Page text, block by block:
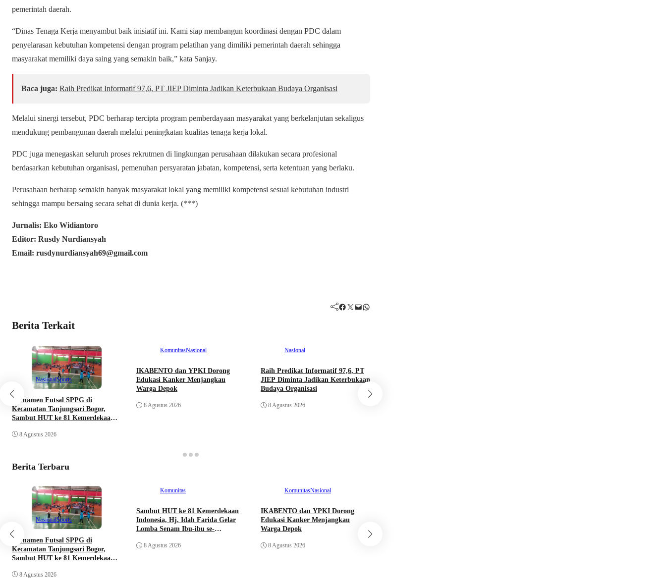
pemerintah daerah.
“Dinas Tenaga Kerja menyambut baik inisiatif ini. Kami siap membangun koordinasi dengan PDC dalam
penyelarasan kebutuhan kompetensi dengan program pelatihan yang dimiliki pemerintah daerah sehingga
masyarakat memiliki daya saing yang semakin baik,” kata Sanjay.
Baca juga: Raih Predikat Informatif 97,6, PT JIEP Diminta Jadikan Keterbukaan Budaya Organisasi
Melalui sinergi tersebut, PDC berharap tercipta program pemberdayaan masyarakat yang berkelanjutan sekaligus
mendukung pembangunan daerah melalui peningkatan kualitas tenaga kerja lokal.
PDC juga menegaskan seluruh proses rekrutmen di lingkungan perusahaan dilakukan secara profesional
berdasarkan kebutuhan organisasi, pemenuhan persyaratan jabatan, kompetensi, serta ketentuan yang berlaku.
Perusahaan berharap semakin banyak masyarakat lokal yang memiliki kompetensi sesuai kebutuhan industri
sehingga mampu bersaing secara sehat di dunia kerja. (***)
Jurnalis: Eko Widiantoro
Editor: Rusdy Nurdiansyah
Email: rusdynurdiansyah69@gmail.com
Facebook Twitter Mail WhatsApp
Berita Terkait
NasionalSports
Turnamen Futsal SPPG di
Kecamatan Tanjungsari Bogor,
Sambut HUT ke 81 Kemerdekaan
8 Agustus 2026
KomunitasNasional
IKABENTO dan YPKI Dorong
Edukasi Kanker Menjangkau
Warga Depok
8 Agustus 2026
Nasional
Raih Predikat Informatif 97,6, PT
JIEP Diminta Jadikan Keterbukaan
Budaya Organisasi
8 Agustus 2026
Berita Terbaru
NasionalSports
Turnamen Futsal SPPG di
Kecamatan Tanjungsari Bogor,
Sambut HUT ke 81 Kemerdekaan
8 Agustus 2026
Komunitas
Sambut HUT ke 81 Kemerdekaan
Indonesia, Hj. Idah Farida Gelar
Lomba Senam Ibu-ibu se-
8 Agustus 2026
KomunitasNasional
IKABENTO dan YPKI Dorong
Edukasi Kanker Menjangkau
Warga Depok
8 Agustus 2026